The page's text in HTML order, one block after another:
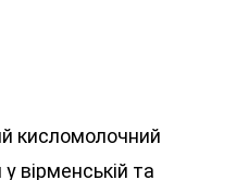
кисломолочний
вірменській та